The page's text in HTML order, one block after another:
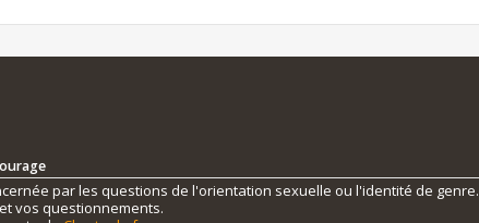
par les questions de l'orientation sexuelle ou l'identité de genre.
vos questionnements.